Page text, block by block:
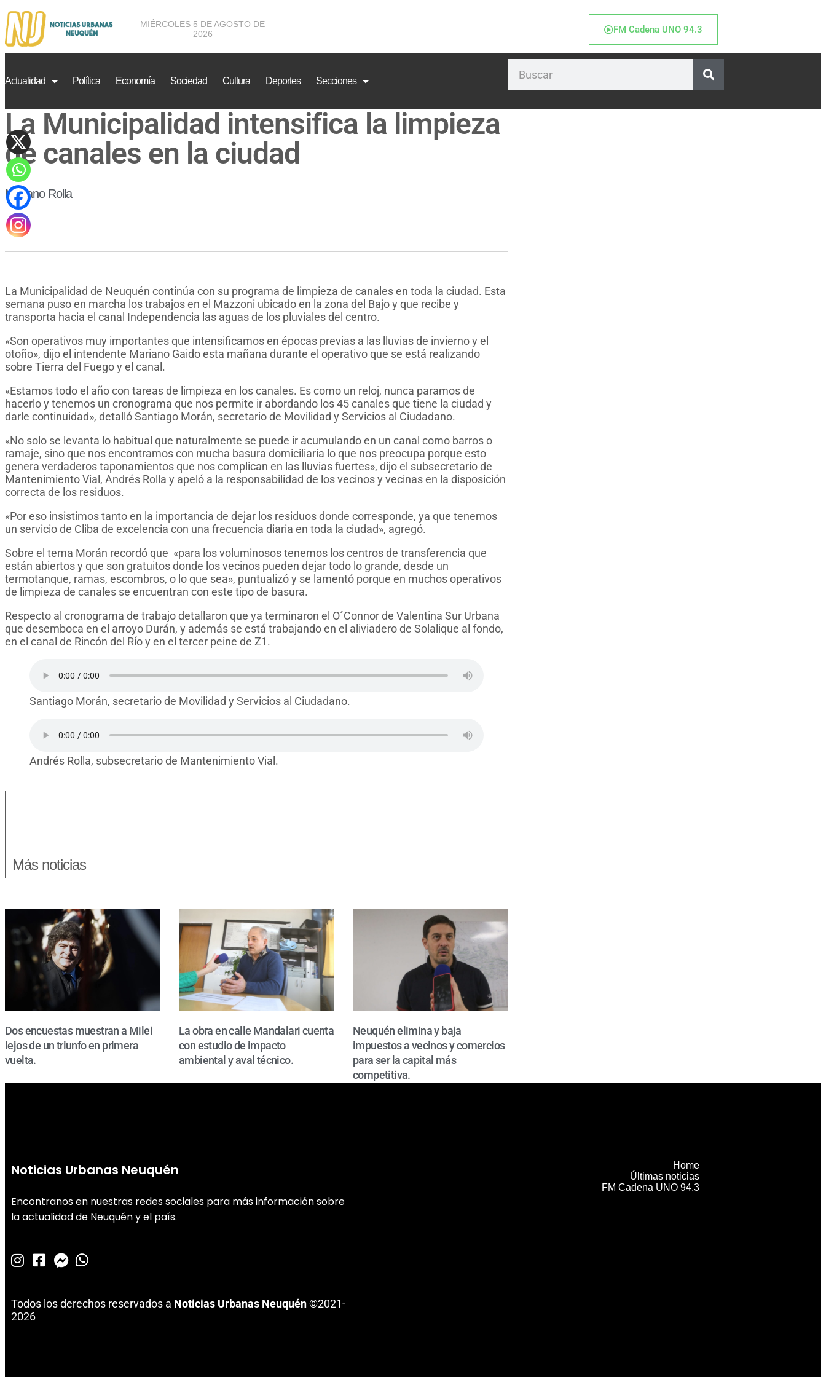
MIÉRCOLES 5 DE AGOSTO DE
2026
FM Cadena UNO 94.3
Actualidad Política Economía Sociedad Cultura Deportes Secciones
La Municipalidad intensifica la limpieza
de canales en la ciudad
Mariano Rolla
La Municipalidad de Neuquén continúa con su programa de limpieza de canales en toda la ciudad. Esta
semana puso en marcha los trabajos en el Mazzoni ubicado en la zona del Bajo y que recibe y
transporta hacia el canal Independencia las aguas de los pluviales del centro.
«Son operativos muy importantes que intensificamos en épocas previas a las lluvias de invierno y el
otoño», dijo el intendente Mariano Gaido esta mañana durante el operativo que se está realizando
sobre Tierra del Fuego y el canal.
«Estamos todo el año con tareas de limpieza en los canales. Es como un reloj, nunca paramos de
hacerlo y tenemos un cronograma que nos permite ir abordando los 45 canales que tiene la ciudad y
darle continuidad», detalló Santiago Morán, secretario de Movilidad y Servicios al Ciudadano.
«No solo se levanta lo habitual que naturalmente se puede ir acumulando en un canal como barros o
ramaje, sino que nos encontramos con mucha basura domiciliaria lo que nos preocupa porque esto
genera verdaderos taponamientos que nos complican en las lluvias fuertes», dijo el subsecretario de
Mantenimiento Vial, Andrés Rolla y apeló a la responsabilidad de los vecinos y vecinas en la disposición
correcta de los residuos.
«Por eso insistimos tanto en la importancia de dejar los residuos donde corresponde, ya que tenemos
un servicio de Cliba de excelencia con una frecuencia diaria en toda la ciudad», agregó.
Sobre el tema Morán recordó que «para los voluminosos tenemos los centros de transferencia que
están abiertos y que son gratuitos donde los vecinos pueden dejar todo lo grande, desde un
termotanque, ramas, escombros, o lo que sea», puntualizó y se lamentó porque en muchos operativos
de limpieza de canales se encuentran con este tipo de basura.
Respecto al cronograma de trabajo detallaron que ya terminaron el O´Connor de Valentina Sur Urbana
que desemboca en el arroyo Durán, y además se está trabajando en el aliviadero de Solalique al fondo,
en el canal de Rincón del Río y en el tercer peine de Z1.
Santiago Morán, secretario de Movilidad y Servicios al Ciudadano.
Andrés Rolla, subsecretario de Mantenimiento Vial.
Más noticias
Dos encuestas muestran a Milei
lejos de un triunfo en primera
vuelta.
La obra en calle Mandalari cuenta
con estudio de impacto
ambiental y aval técnico.
Neuquén elimina y baja
impuestos a vecinos y comercios
para ser la capital más
competitiva.
Noticias Urbanas Neuquén
Encontranos en nuestras redes sociales para más información sobre
la actualidad de Neuquén y el país.
Todos los derechos reservados a Noticias Urbanas Neuquén©2021-
2026
Home
Últimas noticias
FM Cadena UNO 94.3